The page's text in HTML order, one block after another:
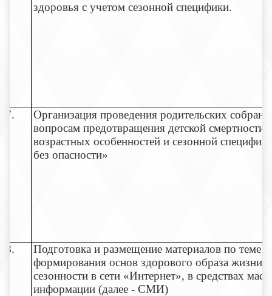
здоровья с учетом сезонной специфики.
7.
Организация проведения родительских
вопросам предотвращения детской смертности
возрастных особенностей и сезонной
без опасности»
8.
Подготовка и размещение материалов по теме
формирования основ здорового образа жизни
сезонности в сети «Интернет», в средствах
информации (далее - СМИ)